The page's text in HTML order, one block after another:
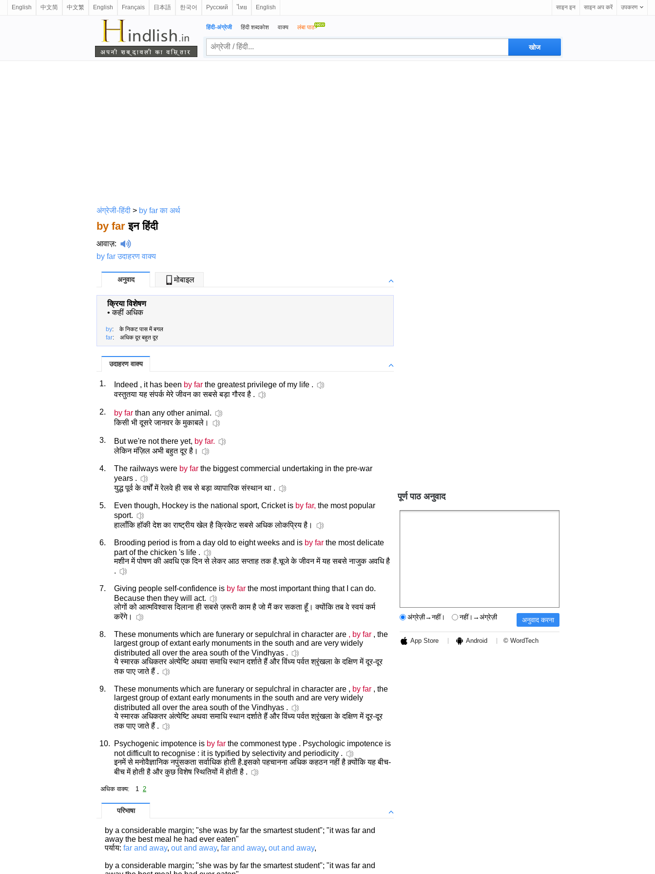
English 中文简 中文繁 English Français 日本語 한국어 Русский ไทย English साइन इन साइन अप करें उपकरण
हिंदी-अंग्रेजी हिंदी शब्दकोश वाक्य लंबा पाठ
अंग्रेजी-हिंदी > by far का अर्थ
by far इन हिंदी
आवाज़:
by far उदाहरण वाक्य
अनुवाद मोबाइल
क्रिया विशेषण
•कहीं अधिक
by: के निकट पास में बगल
far: अधिक दूर बहुत दूर
उदाहरण वाक्य
1. Indeed , it has been by far the greatest privilege of my life .
वस्तुतया यह संपर्क मेरे जीवन का सबसे बड़ा गौरव है .
2. by far than any other animal.
किसी भी दूसरे जानवर के मुकाबले।
3. But we're not there yet, by far.
लेकिन मंज़िल अभी बहुत दूर है।
4. The railways were by far the biggest commercial undertaking in the pre-war
years .
युद्ध पूर्व के वर्षों में रेलवे ही सब से बड़ा व्यापारिक संस्थान था .
5. Even though, Hockey is the national sport, Cricket is by far, the most popular
sport.
हालाँकि हॉकी देश का राष्ट्रीय खेल है क्रिकेट सबसे अधिक लोकप्रिय है।
6. Brooding period is from a day old to eight weeks and is by far the most delicate
part of the chicken 's life .
मशीन में पोषण की अवधि एक दिन से लेकर आठ सप्ताह तक है.चूजे के जीवन में यह सबसे नाजुक अवधि है
.
7. Giving people self-confidence is by far the most important thing that I can do.
Because then they will act.
लोगों को आत्मविश्वास दिलाना ही सबसे ज़रूरी काम है जो मैं कर सकता हूँ। क्योंकि तब वे स्वयं कर्म
करेंगे।
8. These monuments which are funerary or sepulchral in character are , by far , the
largest group of extant early monuments in the south and are very widely
distributed all over the area south of the Vindhyas .
ये स्मारक अधिकतर अंत्येष्टि अथवा समाधि स्थान दर्शाते हैं और विंध्य पर्वत श्रृंखला के दक्षिण में दूर-दूर
तक पाए जाते हैं .
9. These monuments which are funerary or sepulchral in character are , by far , the
largest group of extant early monuments in the south and are very widely
distributed all over the area south of the Vindhyas .
ये स्मारक अधिकतर अंत्येष्टि अथवा समाधि स्थान दर्शाते हैं और विंध्य पर्वत श्रृंखला के दक्षिण में दूर-दूर
तक पाए जाते हैं .
10. Psychogenic impotence is by far the commonest type . Psychologic impotence is
not difficult to recognise : it is typified by selectivity and periodicity .
इनमें से मनोवैज्ञानिक नपुंसकता सर्वाधिक होती है.इसको पहचानना अधिक कहठन नहीं है क़्योंकि यह बीच-
बीच में होती है और कुछ विशेष स्थितियों में होती है .
अधिक वाक्य: 1 2
परिभाषा
by a considerable margin; "she was by far the smartest student"; "it was far and
away the best meal he had ever eaten"
पर्याय: far and away, out and away, far and away, out and away,
by a considerable margin; "she was by far the smartest student"; "it was far and
पूर्ण पाठ अनुवाद
अंग्रेज़ी→नहीं। नहीं।→अंग्रेज़ी
App Store Android © WordTech